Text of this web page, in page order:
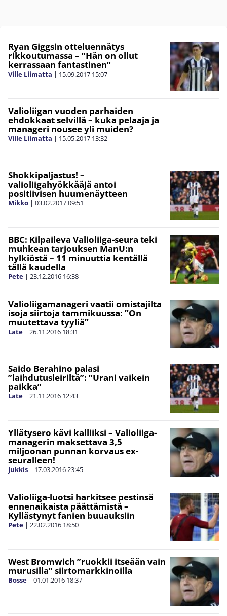
Ryan Giggsin otteluennätys
rikkoutumassa – ”Hän on ollut
kerrassaan fantastinen”
Ville Liimatta | 15.09.2017 15:07
Valioliigan vuoden parhaiden
ehdokkaat selvillä – kuka pelaaja ja
manageri nousee yli muiden?
Ville Liimatta | 15.05.2017 13:32
Shokkipaljastus! –
valioliigahyökkääjä antoi
positiivisen huumenäytteen
Mikko | 03.02.201709:51
BBC: Kilpaileva Valioliiga-seura teki
muhkean tarjouksen ManU:n
hylkiöstä – 11 minuuttia kentällä
tällä kaudella
Pete | 23.12.2016 16:38
Valioliigamanageri vaatii omistajilta
isoja siirtoja tammikuussa: ”On
muutettava tyyliä”
Late | 26.11.2016 18:31
Saido Berahino palasi
”laihdutusleiriltä”: ”Urani vaikein
paikka”
Late | 21.11.2016 12:43
Yllätysero kävi kalliiksi – Valioliiga-
managerin maksettava 3,5
miljoonan punnan korvaus ex-
seuralleen!
Jukkis | 17.03.201623:45
Valioliiga-luotsi harkitsee pestinsä
ennenaikaista päättämistä –
Kyllästynyt fanien buuauksiin
Pete | 22.02.2016 18:50
West Bromwich ”ruokkii itseään vain
murusilla” siirtomarkkinoilla
Bosse | 01.01.2016 18:37